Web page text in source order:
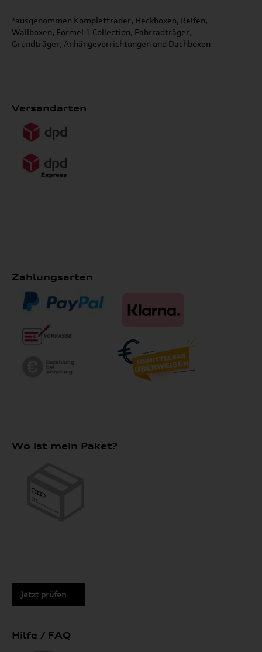
*ausgenommen Kompletträder, Heckboxen, Reifen,
Wallboxen, Formel 1 Collection, Fahrradträger,
Grundträger, Anhängevorrichtungen und Dachboxen
Versandarten
Zahlungsarten
Wo ist mein Paket?
Jetzt prüfen
Hilfe / FAQ